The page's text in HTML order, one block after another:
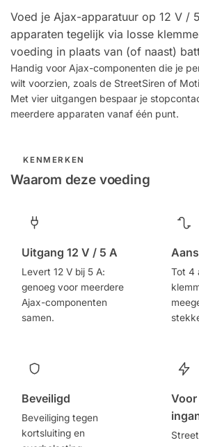
Voed je Ajax-apparatuur op 12 V /
apparaten tegelijk via losse
voeding in plaats van (of naast)
Handig voor Ajax-componenten die je
wilt voorzien, zoals de StreetSiren of
Met vier uitgangen bespaar je
meerdere apparaten vanaf één punt.
KENMERKEN
Waarom deze voeding
Uitgang 12 V / 5 A
Levert 12 V bij 5 A:
genoeg voor meerdere
Ajax-componenten
samen.
Tot 4
Beveiligd
Beveiliging tegen
kortsluiting en
Voor